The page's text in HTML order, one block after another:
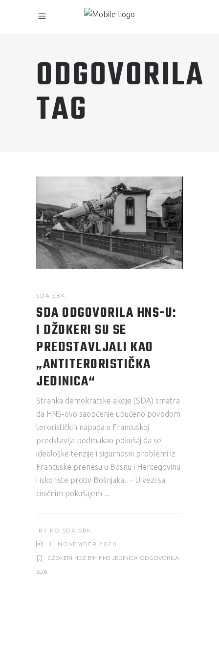
ODGOVORILA
TAG
SDA SBK
SDA ODGOVORILA HNS-U:
I DŽOKERI SU SE
PREDSTAVLJALI KAO
„ANTITERORISTIČKA
JEDINICA“
Stranka demokratske akcije (SDA) smatra
da HNS-ovo saopćenje upućeno povodom
terorističkih napada u Francuskoj
predstavlja podmukao pokušaj da se
ideološke tenzije i sigurnosni problemi iz
Francuske prenesu u Bosnu i Hercegovinu
i iskoriste protiv Bošnjaka. - U vezi sa
ciničnim pokušajem
BY KO SDA SBK
1. NOVEMBER 2020.
DŽOKERI HDZ BIH HNS JEDINICA ODGOVORILA
SDA